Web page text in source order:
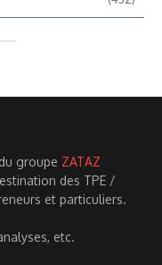
groupe ZATAZ
des TPE /
et particuliers.
etc.